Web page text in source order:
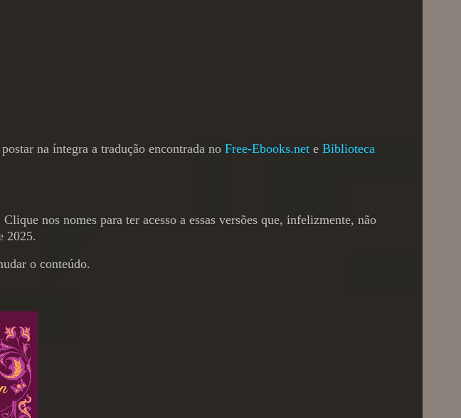
na íntegra a tradução encontrada no Free-Ebooks.net e Biblioteca
nos nomes para ter acesso a essas versões que, infelizmente, não
2025.
o conteúdo.